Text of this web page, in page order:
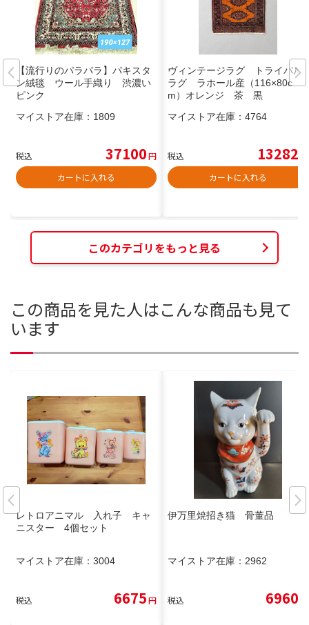
【流行りのパラパラ】パキスタ
ン絨毯 ウール手織り 渋濃い
ピンク
マイストア在庫： 1809
税込 37100円
カートに入れる
ヴィンテージラグ トライバル
ラグ ラホール産（116×80c
m）オレンジ 茶 黒
マイストア在庫： 4764
税込 13282
カートに入れる
このカテゴリをもっと見る
この商品を見た人はこんな商品も見て
います
レトロアニマル 入れ子 キャ
ニスター 4個セット
マイストア在庫： 3004
税込 6675円
伊万里焼招き猫 骨董品
マイストア在庫： 2962
税込 6960